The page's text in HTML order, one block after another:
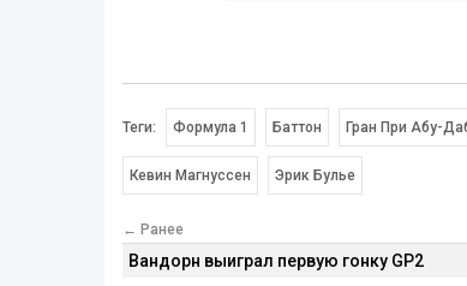
Теги: Формула 1 Баттон Гран При Абу-
Кевин Магнуссен Эрик Булье
← Ранее
Вандорн выиграл первую гонку GP2